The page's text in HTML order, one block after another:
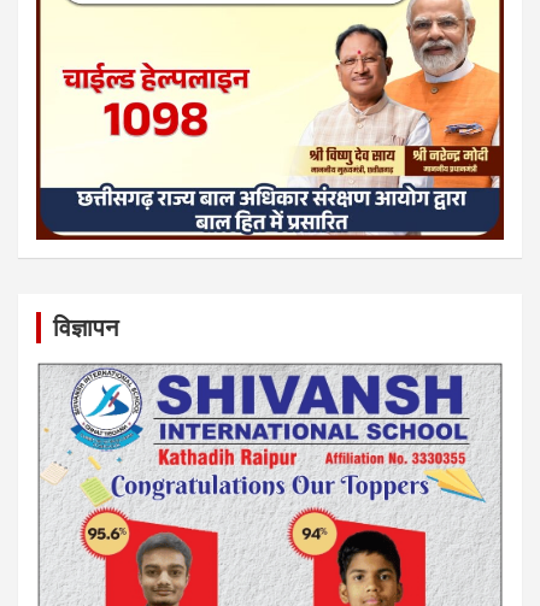
विज्ञापन